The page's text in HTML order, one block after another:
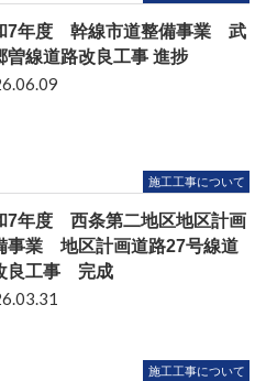
7年度 幹線市道整備事業 武
曽線道路改良工事 進捗
施工工事について
7年度 西条第二地区地区計画
事業 地区計画道路27号線道
良工事 完成
施工工事について